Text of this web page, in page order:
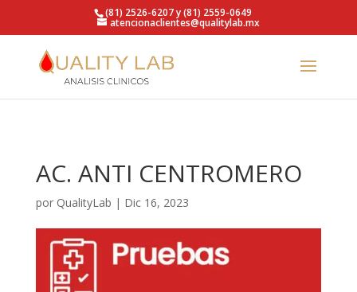
https://qualitylab.mx/(81) 2526-6207 y (81) 2559-0649
atencionaclientes@qualitylab.mx
AC. ANTI CENTROMERO
por QualityLab | Dic 16, 2023